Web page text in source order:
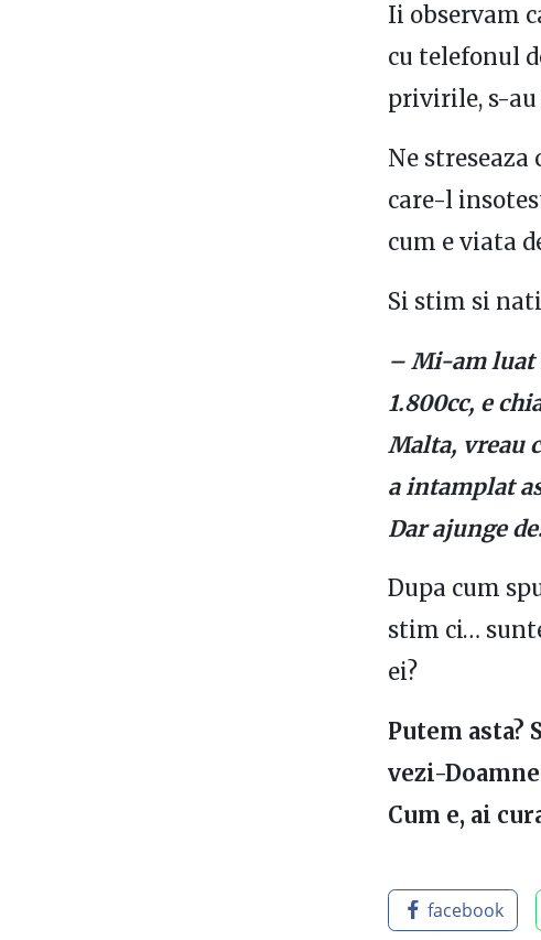
Ii observam
cu telefonul
privirile, s-au
Ne
care-l
cum e viata
Si stim si
– Mi-am luat
1.800cc, e
Malta, vreau
a intamplat
Dar ajunge
Dupa cum
stim ci…
ei?
Putem asta?
vezi-
Cum e, ai
facebook